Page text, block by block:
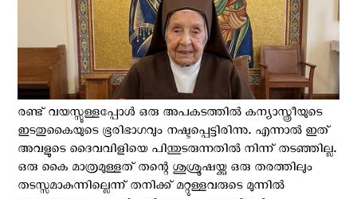
രണ്ട് വയസ്സുള്ളപ്പോൾ ഒരു അപകടത്തിൽ കന്യാസ്ത്രീയുടെ
ഇടതുകൈയുടെ ഭൂരിഭാഗവും നഷ്ടപ്പെട്ടിരിന്നു. എന്നാല്‍ ഇത്
അവളുടെ ദൈവവിളിയെ പിന്തുടരുന്നതിൽ നിന്ന് തടഞ്ഞില്ല.
ഒരു കൈ മാത്രമുള്ളത് തന്റെ ശുശ്രൂഷയ്ക്കു ഒരു തരത്തിലും
തടസ്സമാകുന്നില്ലെന്ന് തനിക്ക് മറ്റുള്ളവരുടെ മുന്നില്‍